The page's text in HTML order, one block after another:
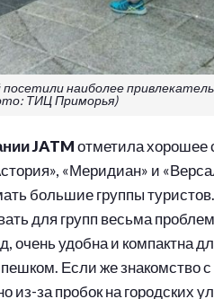
наиболее
ТИЦ Приморья)
JATMотметила хорошее
«Меридиан» и
большие группы
для групп весьма
очень удобна и компактна
Если же знакомство с
из-за пробок на городских